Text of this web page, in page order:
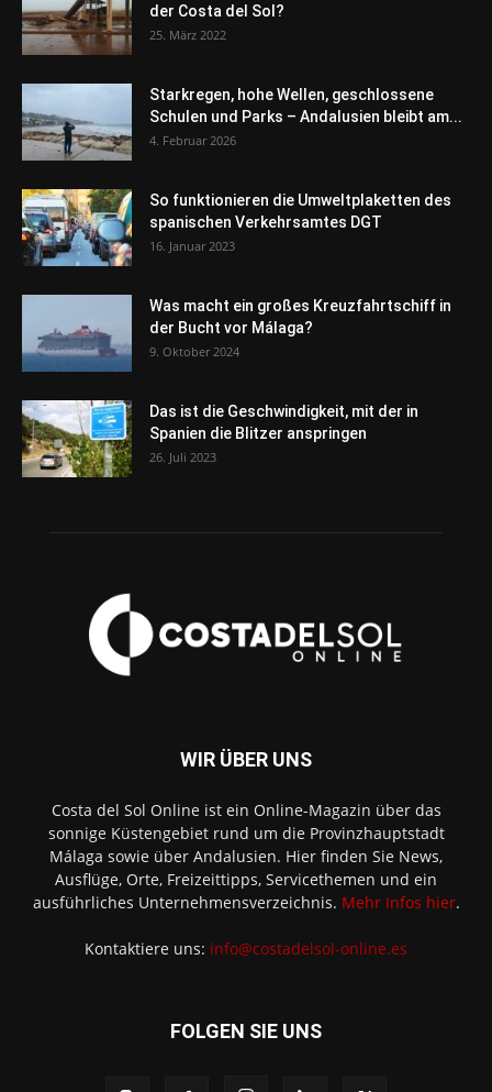
der Costa del Sol?
25. März 2022
Starkregen, hohe Wellen, geschlossene
Schulen und Parks – Andalusien bleibt am...
4. Februar 2026
So funktionieren die Umweltplaketten des
spanischen Verkehrsamtes DGT
16. Januar 2023
Was macht ein großes Kreuzfahrtschiff in
der Bucht vor Málaga?
9. Oktober 2024
Das ist die Geschwindigkeit, mit der in
Spanien die Blitzer anspringen
26. Juli 2023
WIR ÜBER UNS
Costa del Sol Online ist ein Online-Magazin über das
sonnige Küstengebiet rund um die Provinzhauptstadt
Málaga sowie über Andalusien. Hier finden Sie News,
Ausflüge, Orte, Freizeittipps, Servicethemen und ein
ausführliches Unternehmensverzeichnis. Mehr Infos hier.
Kontaktiere uns: info@costadelsol-online.es
FOLGEN SIE UNS